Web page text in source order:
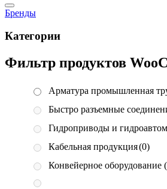
Бренды
Категории
Фильтр продуктов
Арматура промышленная
Быстро разъемные
Гидроприводы и
Кабельная продукция(0)
Конвейерное оборудование